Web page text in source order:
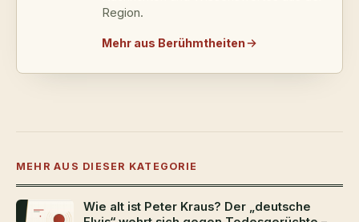
Region.
Mehr aus Berühmtheiten
MEHR AUS DIESER KATEGORIE
Wie alt ist Peter Kraus? Der „deutsche